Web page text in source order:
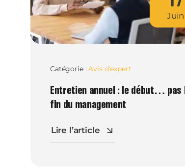
Juin
Catégorie :Avis d'expert
Entretien annuel : le début… pas
fin du management
Lire l’article